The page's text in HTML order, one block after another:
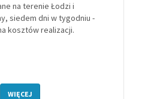
na terenie Łodzi i
siedem dni w tygodniu -
kosztów realizacji.
WIĘCEJ